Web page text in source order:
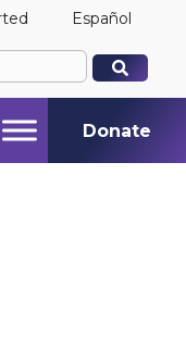
Español
available use up
available use up
Donate